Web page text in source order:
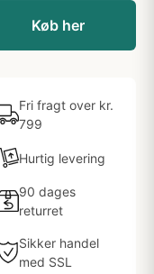
Køb her
Fri fragt over kr.
799
Hurtig levering
90 dages
returret
Sikker handel
med SSL